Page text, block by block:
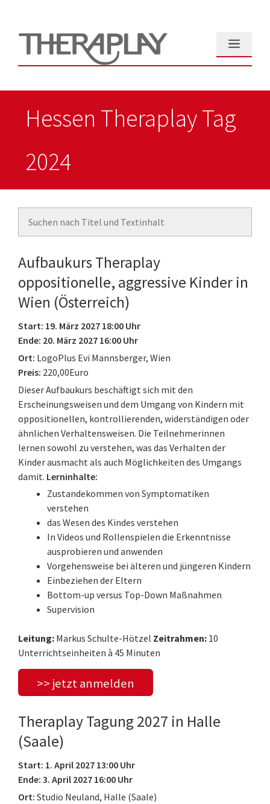
springen
Menü
Hessen Theraplay Tag
2024
Aufbaukurs Theraplay
oppositionelle, aggressive Kinder in
Wien (Österreich)
Start: 19. März 2027 18:00 Uhr
Ende: 20. März 2027 16:00 Uhr
Ort: LogoPlus Evi Mannsberger, Wien
Preis: 220,00Euro
Dieser Aufbaukurs beschäftigt sich mit den
Erscheinungsweisen und dem Umgang von Kindern mit
oppositionellen, kontrollierenden, widerständigen oder
ähnlichen Verhaltensweisen. Die Teilnehmerinnen
lernen sowohl zu verstehen, was das Verhalten der
Kinder ausmacht als auch Möglichkeiten des Umgangs
damit. Lerninhalte:
Zustandekommen von Symptomatiken
verstehen
das Wesen des Kindes verstehen
In Videos und Rollenspielen die Erkenntnisse
ausprobieren und anwenden
Vorgehensweise bei älteren und jüngeren Kindern
Einbeziehen der Eltern
Bottom-up versus Top-Down Maßnahmen
Supervision
Leitung: Markus Schulte-Hötzel Zeitrahmen: 10
Unterrichtseinheiten à 45 Minuten
>> jetzt anmelden
Theraplay Tagung 2027 in Halle
(Saale)
Start: 1. April 2027 13:00 Uhr
Ende: 3. April 2027 16:00 Uhr
Ort: Studio Neuland, Halle (Saale)